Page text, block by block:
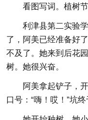
看图写词。植树
利津县第二实验
了，阿美已经准备好
不及了。她来到后花
树。她很兴奋。
阿美拿起铲子，
口号：“嗨！哎！”坑